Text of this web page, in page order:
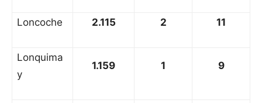
Loncoche 2.115 2 11
Lonquima
y
1.159 1 9